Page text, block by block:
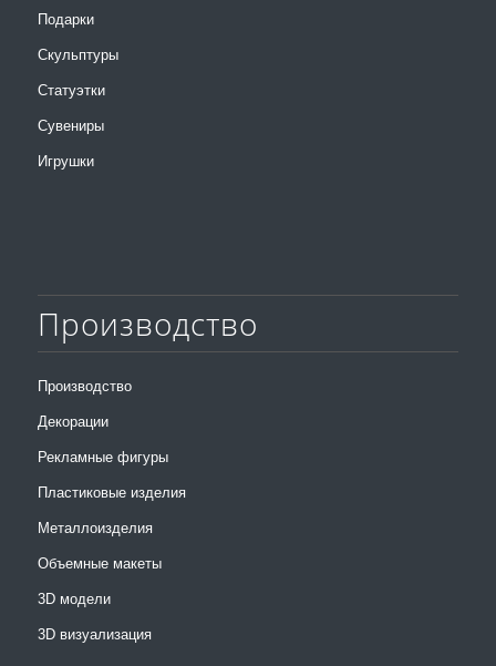
Подарки
Скульптуры
Статуэтки
Сувениры
Игрушки
Производство
Производство
Декорации
Рекламные фигуры
Пластиковые изделия
Металлоизделия
Объемные макеты
3D модели
3D визуализация